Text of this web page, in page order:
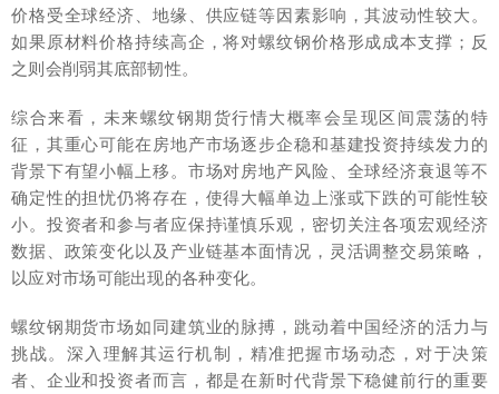
价格受全球经济、地缘、供应链等因素影响，其波动性较大。
如果原材料价格持续高企，将对螺纹钢价格形成成本支撑；反
之则会削弱其底部韧性。
综合来看，未来螺纹钢期货行情大概率会呈现区间震荡的特
征，其重心可能在房地产市场逐步企稳和基建投资持续发力的
背景下有望小幅上移。市场对房地产风险、全球经济衰退等不
确定性的担忧仍将存在，使得大幅单边上涨或下跌的可能性较
小。投资者和参与者应保持谨慎乐观，密切关注各项宏观经济
数据、政策变化以及产业链基本面情况，灵活调整交易策略，
以应对市场可能出现的各种变化。
螺纹钢期货市场如同建筑业的脉搏，跳动着中国经济的活力与
挑战。深入理解其运行机制，精准把握市场动态，对于决策
者、企业和投资者而言，都是在新时代背景下稳健前行的重要